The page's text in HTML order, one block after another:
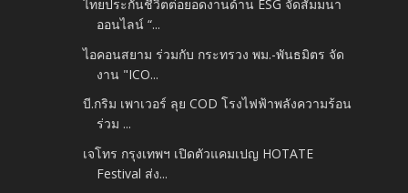
ไทยประกันชีวิตต่อยอดงานด้าน ESG จัดสัมมนา
ออนไลน์ “...
ไอคอนสยาม ร่วมกับ กระทรวง พม.-พันธมิตร จัด
งาน "ICO...
บี.กริม เพาเวอร์ ลุย COD โรงไฟฟ้าพลังความร้อน
ร่วม ...
เจโทร กรุงเทพฯ เปิดตัวแคมเปญ HOTATE
Festival ส่ง...